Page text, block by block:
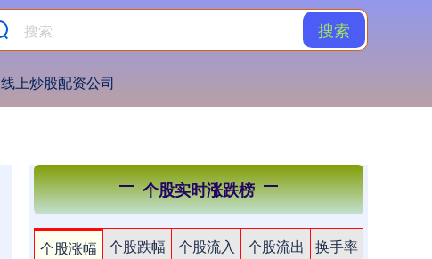
搜索
线上炒股配资公司
个股实时涨跌榜
个股涨幅 个股跌幅 个股流入 个股流出
换手率